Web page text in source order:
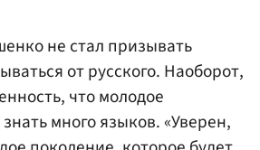
не стал призывать
от русского. Наоборот,
что молодое
много языков. «Уверен,